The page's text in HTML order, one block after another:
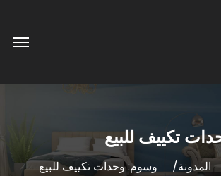
تكييف للبيع
المدونة وسوم: وحدات تكييف للبيع